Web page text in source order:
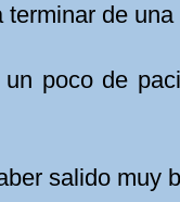
de una
poco de
salido muy